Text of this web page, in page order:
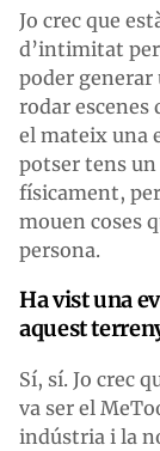
Jo crec que
d’intimitat
poder generar
rodar escenes
el mateix una
potser tens
físicament,
mouen coses
persona.
Ha vist una
aquest
Sí, sí. Jo crec
va ser el
indústria i la